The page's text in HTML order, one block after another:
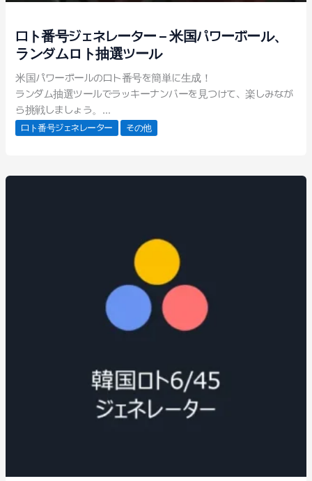
ロト番号ジェネレーター – 米国パワーボール、
ランダムロト抽選ツール
米国パワーボールのロト番号を簡単に生成！
ランダム抽選ツールでラッキーナンバーを見つけて、楽しみなが
ら挑戦しましょう。
当選は運次第なので、気軽に楽しんでください！
ロト番号ジェネレーター その他